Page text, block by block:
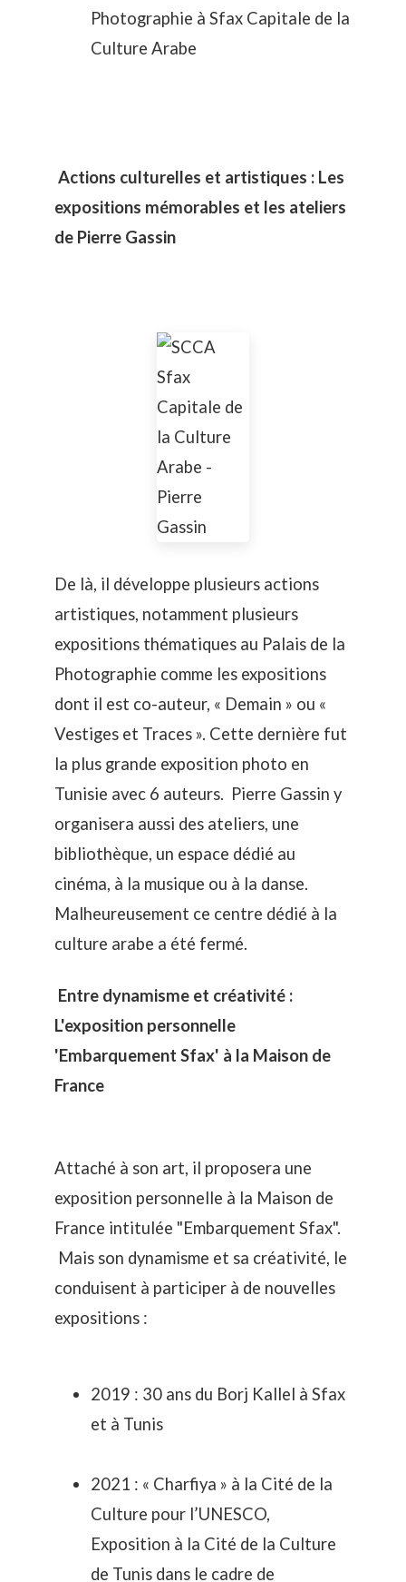
Photographie à Sfax Capitale de la
Culture Arabe
Actions culturelles et artistiques : Les
expositions mémorables et les ateliers
de Pierre Gassin
De là, il développe plusieurs actions
artistiques, notamment plusieurs
expositions thématiques au Palais de la
Photographie comme les expositions
dont il est co-auteur, « Demain » ou «
Vestiges et Traces ». Cette dernière fut
la plus grande exposition photo en
Tunisie avec 6 auteurs. Pierre Gassin y
organisera aussi des ateliers, une
bibliothèque, un espace dédié au
cinéma, à la musique ou à la danse.
Malheureusement ce centre dédié à la
culture arabe a été fermé.
Entre dynamisme et créativité :
L'exposition personnelle
'Embarquement Sfax' à la Maison de
France
Attaché à son art, il proposera une
exposition personnelle à la Maison de
France intitulée "Embarquement Sfax".
Mais son dynamisme et sa créativité, le
conduisent à participer à de nouvelles
expositions :
2019 : 30 ans du Borj Kallel à Sfax
et à Tunis
2021 : « Charfiya » à la Cité de la
Culture pour l’UNESCO,
Exposition à la Cité de la Culture
de Tunis dans le cadre de